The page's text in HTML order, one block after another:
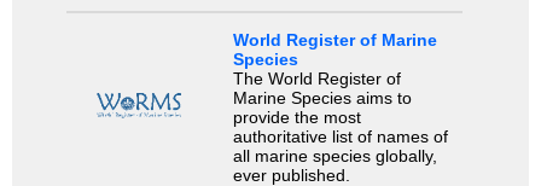
World Register of Marine
Species
The World Register of
Marine Species aims to
provide the most
authoritative list of names of
all marine species globally,
ever published.